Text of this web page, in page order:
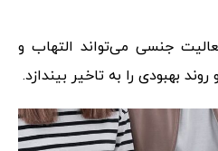
جنسی می‌تواند التهاب و
بهبودی را به تاخیر بیندازد.